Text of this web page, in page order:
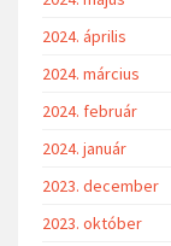
2025. január
2024. december
2024. november
2024. szeptember
2024. augusztus
2024. július
2024. június